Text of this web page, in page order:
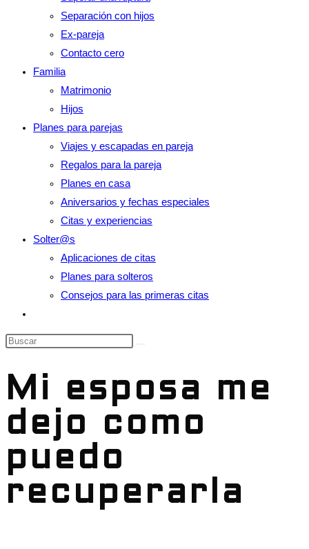
Separación con hijos
Ex-pareja
Contacto cero
Familia
Matrimonio
Hijos
Planes para parejas
Viajes y escapadas en pareja
Regalos para la pareja
Planes en casa
Aniversarios y fechas especiales
Citas y experiencias
Solter@s
Aplicaciones de citas
Planes para solteros
Consejos para las primeras citas
búsqueda
de
Buscar
esta
web
Mi esposa me
dejo como
puedo
recuperarla